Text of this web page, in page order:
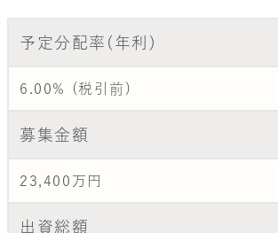
予定分配率(年利)
6.00% (税引前)
募集金額
23,400万円
出資総額